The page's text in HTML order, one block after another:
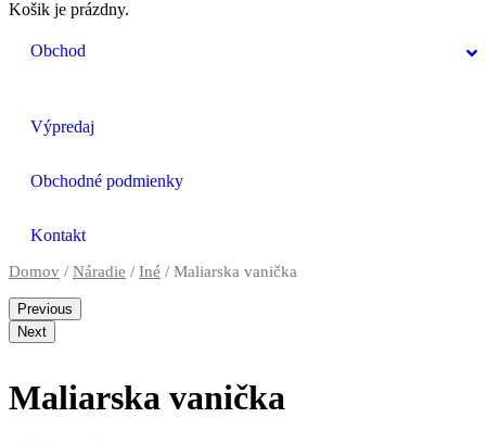
Košik je prázdny.
Obchod
Výpredaj
Obchodné podmienky
Kontakt
Domov / Náradie / Iné / Maliarska vanička
Previous
Next
Maliarska vanička